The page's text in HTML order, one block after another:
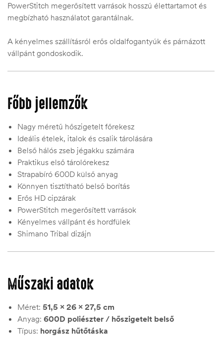
PowerStitch megerősített varrások hosszú élettartamot és
megbízható használatot garantálnak.
A kényelmes szállításról erős oldalfogantyúk és párnázott
vállpánt gondoskodik.
Főbb jellemzők
Nagy méretű hőszigetelt főrekesz
Ideális ételek, italok és csalik tárolására
Belső hálós zseb jégakku számára
Praktikus első tárolórekesz
Strapabíró 600D külső anyag
Könnyen tisztítható belső borítás
Erős HD cipzárak
PowerStitch megerősített varrások
Kényelmes vállpánt és hordfülek
Shimano Tribal dizájn
Műszaki adatok
Méret: 51,5 x 26 x 27,5 cm
Anyag: 600D poliészter / hőszigetelt belső
Típus: horgász hűtőtáska